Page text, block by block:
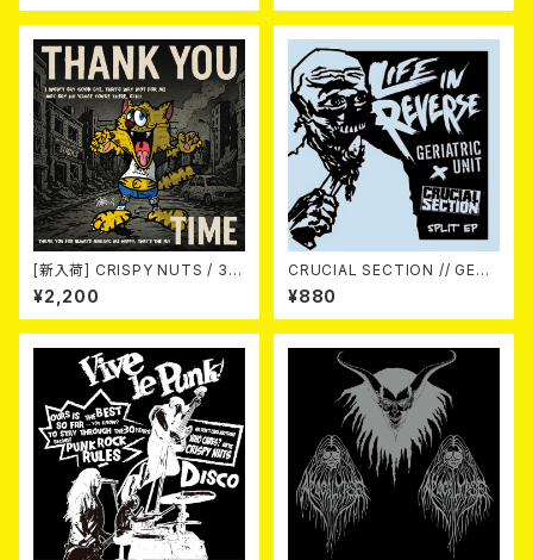
[新入荷] CRISPY NUTS / 30t
h Anniversary Vol.1 (7"EP)
¥2,200
CRUCIAL SECTION // GERI
ATRIC UNIT / Life In Rever
¥880